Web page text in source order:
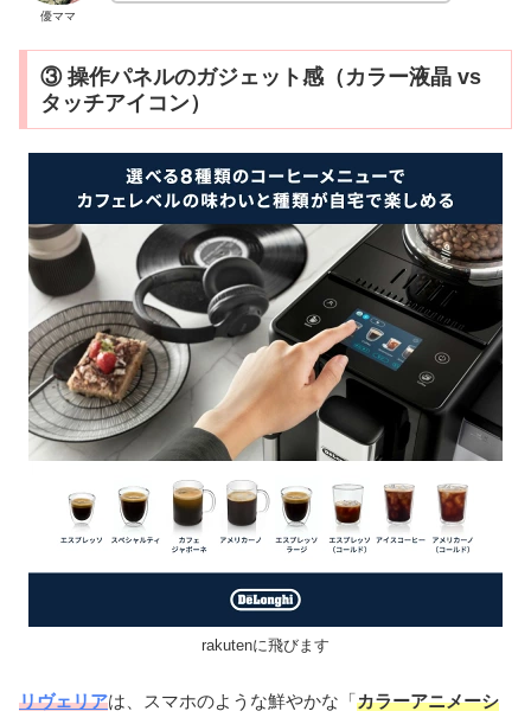
優ママ
③ 操作パネルのガジェット感（カラー液晶 vs
タッチアイコン）
rakutenに飛びます
リヴェリアは、スマホのような鮮やかな「カラーアニメーシ